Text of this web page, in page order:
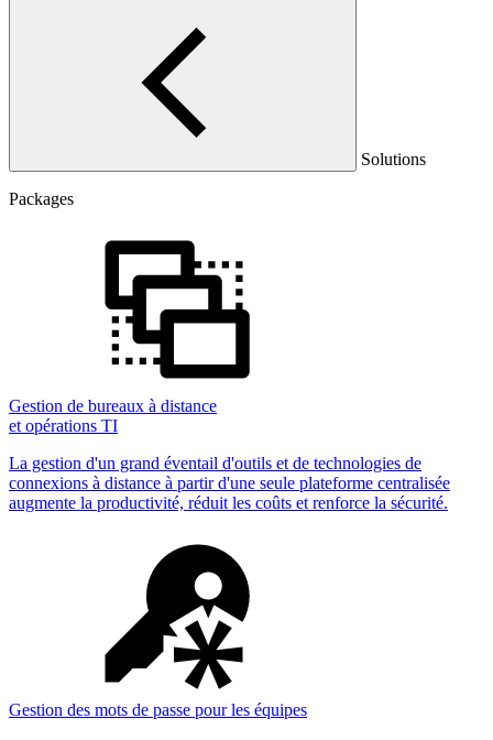
Solutions
Packages
Gestion de bureaux à distance
et opérations TI
La gestion d'un grand éventail d'outils et de technologies de
connexions à distance à partir d'une seule plateforme centralisée
augmente la productivité, réduit les coûts et renforce la sécurité.
Gestion des mots de passe pour les équipes